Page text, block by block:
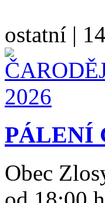
ostatní |
PÁLENÍ
Obec